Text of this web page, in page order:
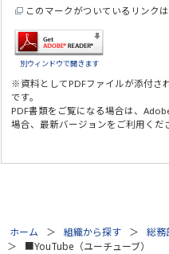
このマークがついているリンク
別ウィンドウで開きます
※資料としてPDFファイルが添付さ
です。
PDF書類をご覧になる場合は、
場合、最新バージョンをご利用くだ
ホーム 組織から探す 総務
■YouTube（ユーチューブ）